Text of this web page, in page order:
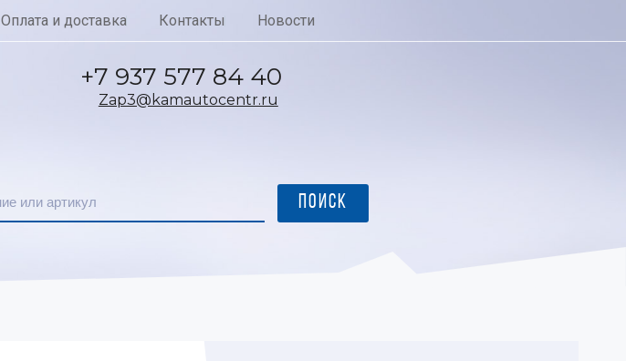
Оплата и доставка Контакты Новости
Zap3@kamautocentr.ru
+7 937 577 84 40